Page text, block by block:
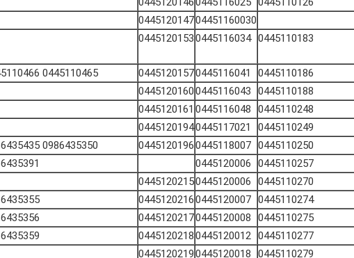
04451160030
0445120147
0445110183
0445116034
0445120153
0445110186
0445116041
0445120157
0445110465 0445110466
0445110188
0445116043
0445120160
0445110248
0445116048
0445120161
0445110249
0445117021
0445120194
0445110250
0445118007
0445120196
0986435350 0986435435
0445110257
0445120006
0445110270
0445120006
0445120215
0445110274
0445120007
0445120216
0445110275
0445120008
0445120217
0445110277
0445120012
0445120218
0445110279
0445120018
0445120219